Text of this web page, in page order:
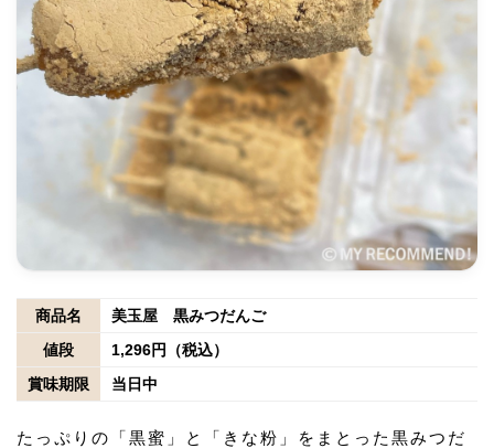
商品名
美玉屋 黒みつだんご
値段
1,296円（税込）
賞味期限
当日中
たっぷりの「黒蜜」と「きな粉」をまとった黒みつだ